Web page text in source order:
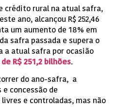
crédito rural na atual safra,
ano, alcançou R$ 252,46
um aumento de 18% em
safra passada e supera o
a atual safra por ocasião
R$ 251,2 bilhões.
do ano-safra, a
concessão de
e controladas, mas não